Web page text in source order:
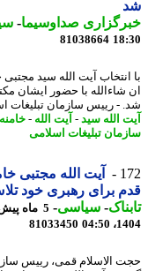
صداوسیما-
81038664
آیت الله سید مجتبی
با حضور ایشان مکتب
- رییس سازمان تبلیغات
الله سید -آیت الله-خامنه ای-
تبلیغات اسلامی
آیت الله مجتبی
برای رهبری خود تلاش
-سیاسی-
81033450
الاسلام قمی، رییس سازمان